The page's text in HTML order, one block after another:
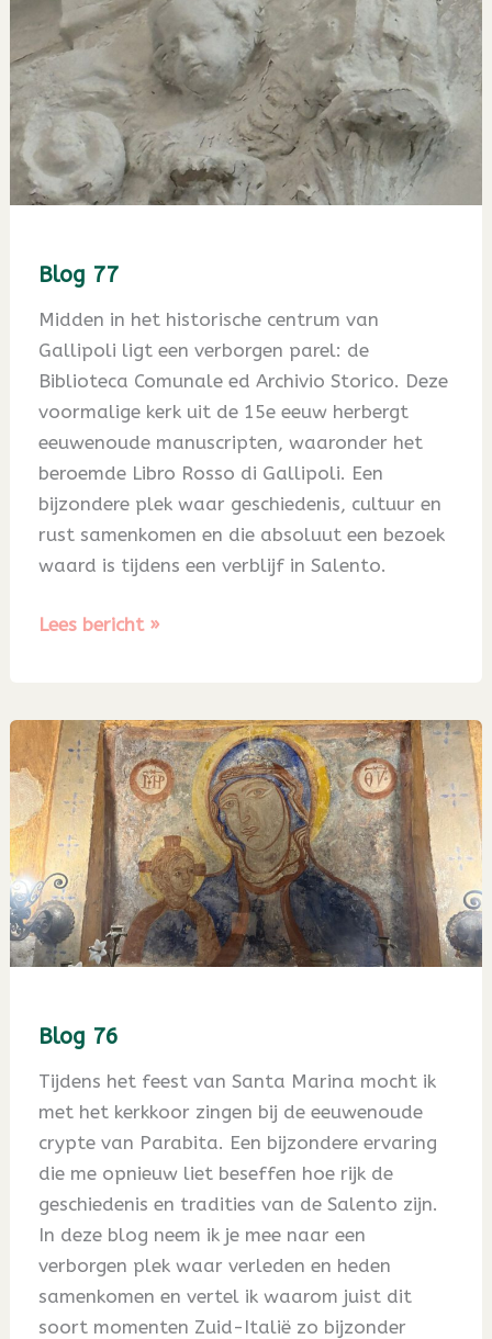
Blog 77
Midden in het historische centrum van
Gallipoli ligt een verborgen parel: de
Biblioteca Comunale ed Archivio Storico. Deze
voormalige kerk uit de 15e eeuw herbergt
eeuwenoude manuscripten, waaronder het
beroemde Libro Rosso di Gallipoli. Een
bijzondere plek waar geschiedenis, cultuur en
rust samenkomen en die absoluut een bezoek
waard is tijdens een verblijf in Salento.
Blog
Lees bericht »
Blog 76
Tijdens het feest van Santa Marina mocht ik
met het kerkkoor zingen bij de eeuwenoude
crypte van Parabita. Een bijzondere ervaring
die me opnieuw liet beseffen hoe rijk de
geschiedenis en tradities van de Salento zijn.
In deze blog neem ik je mee naar een
verborgen plek waar verleden en heden
samenkomen en vertel ik waarom juist dit
soort momenten Zuid-Italië zo bijzonder